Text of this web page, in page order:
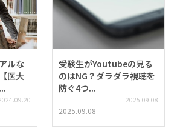
ルな
医大
受験生がYoutubeの見る
のはNG？ダラダラ視聴を
防ぐ4つ...
2025.09.08
2025.09.08